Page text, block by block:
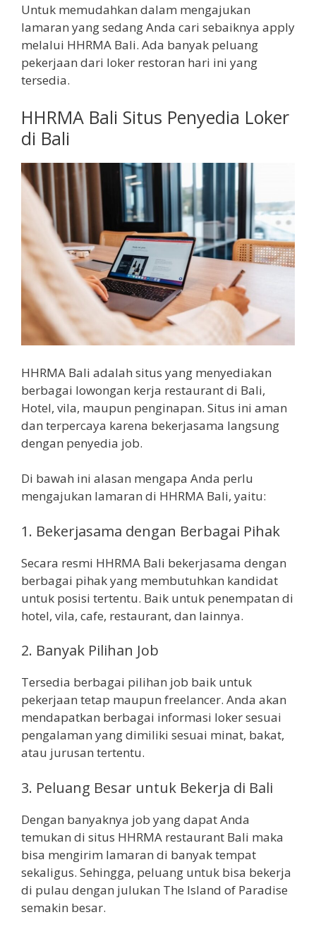
Untuk memudahkan dalam mengajukan
lamaran yang sedang Anda cari sebaiknya apply
melalui HHRMA Bali. Ada banyak peluang
pekerjaan dari loker restoran hari ini yang
tersedia.
HHRMA Bali Situs Penyedia Loker
di Bali
HHRMA Bali adalah situs yang menyediakan
berbagai lowongan kerja restaurant di Bali,
Hotel, vila, maupun penginapan. Situs ini aman
dan terpercaya karena bekerjasama langsung
dengan penyedia job.
Di bawah ini alasan mengapa Anda perlu
mengajukan lamaran di HHRMA Bali, yaitu:
1. Bekerjasama dengan Berbagai Pihak
Secara resmi HHRMA Bali bekerjasama dengan
berbagai pihak yang membutuhkan kandidat
untuk posisi tertentu. Baik untuk penempatan di
hotel, vila, cafe, restaurant, dan lainnya.
2. Banyak Pilihan Job
Tersedia berbagai pilihan job baik untuk
pekerjaan tetap maupun freelancer. Anda akan
mendapatkan berbagai informasi loker sesuai
pengalaman yang dimiliki sesuai minat, bakat,
atau jurusan tertentu.
3. Peluang Besar untuk Bekerja di Bali
Dengan banyaknya job yang dapat Anda
temukan di situs HHRMA restaurant Bali maka
bisa mengirim lamaran di banyak tempat
sekaligus. Sehingga, peluang untuk bisa bekerja
di pulau dengan julukan The Island of Paradise
semakin besar.